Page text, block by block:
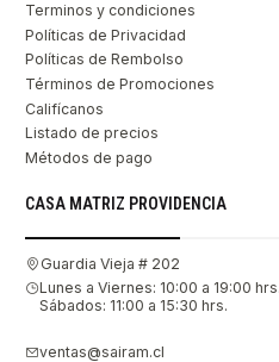
Terminos y condiciones
Políticas de Privacidad
Políticas de Rembolso
Términos de Promociones
Califícanos
Listado de precios
Métodos de pago
CASA MATRIZ PROVIDENCIA
Guardia Vieja # 202
Lunes a Viernes: 10:00 a 19:00 hrs.
Sábados: 11:00 a 15:30 hrs.
ventas@sairam.cl